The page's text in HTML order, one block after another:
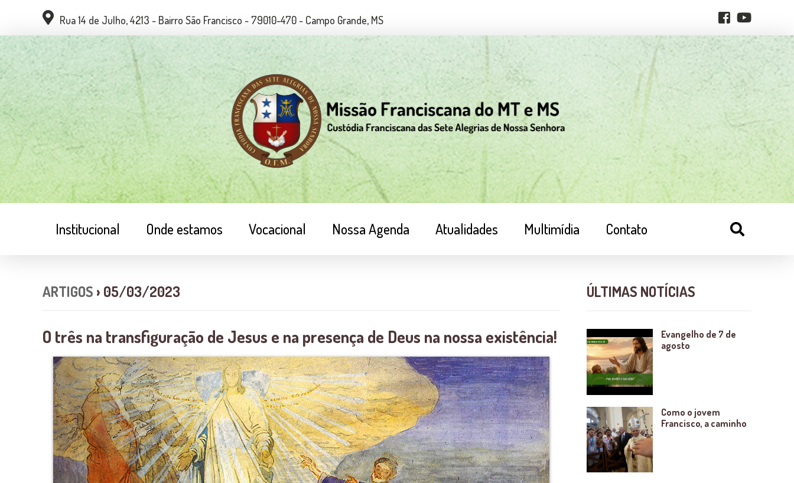
Rua 14 de Julho, 4213 - Bairro São Francisco - 79010-470 - Campo Grande, MS
Institucional Onde estamos Vocacional Nossa Agenda Atualidades Multimídia Contato
ARTIGOS › 05/03/2023
O três na transfiguração de Jesus e na presença de Deus na nossa existência!
ÚLTIMAS NOTÍCIAS
Evangelho de 7 de
agosto
Como o jovem
Francisco, a caminho